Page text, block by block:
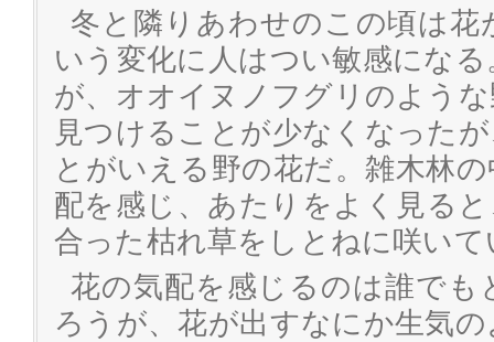
冬と隣りあわせのこの頃は
いう変化に人はつい敏感にな
が、オオイヌノフグリのよう
見つけることが少なくなった
とがいえる野の花だ。雑木林
配を感じ、あたりをよく見る
合った枯れ草をしとねに咲い
花の気配を感じるのは誰で
ろうが、花が出すなにか生気